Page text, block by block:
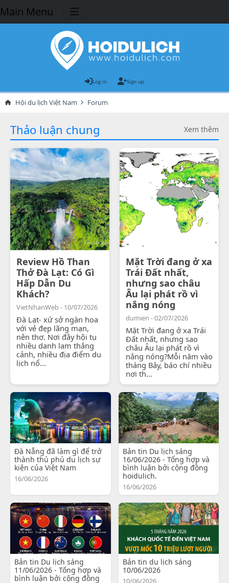
Main Menu
Log in Sign up
Hội du lịch Việt Nam Forum
Thảo luận chung Xem thêm
Review Hồ Than
Thở Đà Lạt: Có Gì
Hấp Dẫn Du
Khách?
VietNhanWeb - 10/07/2026
Đà Lạt- xứ sở ngàn hoa
với vẻ đẹp lãng mạn,
nên thơ. Nơi đây hội tụ
nhiều danh lam thắng
cảnh, nhiều địa điểm du
lịch nổ...
Mặt Trời đang ở xa
Trái Đất nhất,
nhưng sao châu
Âu lại phát rồ vì
nắng nóng
dumien - 02/07/2026
Mặt Trời đang ở xa Trái
Đất nhất, nhưng sao
châu Âu lại phát rồ vì
nắng nóng?Mỗi năm vào
tháng Bảy, báo chí nhiều
nơi th...
Đà Nẵng đã làm gì để trở
thành thủ phủ du lịch sự
kiện của Việt Nam
16/06/2026
Bản tin Du lịch sáng
16/06/2026 - Tổng hợp và
bình luận bởi cộng đồng
hoidulich.
16/06/2026
Bản tin Du lịch sáng
11/06/2026 - Tổng hợp và
bình luận bởi cộng đồng
Bản tin du lịch sáng
10/06/2026
10/06/2026